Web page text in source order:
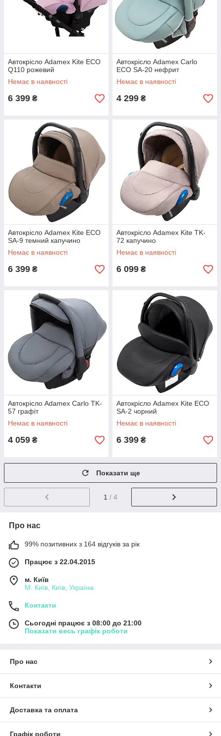
Автокрісло Adamex Kite ECO
Q110 рожевий
Немає в наявності
6 399 ₴
Автокрісло Adamex Carlo
ECO SA-20 нефрит
Немає в наявності
4 299 ₴
Автокрісло Adamex Kite ECO
SA-9 темний капучино
Немає в наявності
6 399 ₴
Автокрісло Adamex Kite TK-
72 капучино
Немає в наявності
6 099 ₴
Автокрісло Adamex Carlo TK-
57 графіт
Немає в наявності
4 059 ₴
Автокрісло Adamex Kite ECO
SA-2 чорний
Немає в наявності
6 399 ₴
Показати ще
1 / 4
Про нас
99% позитивних з 164 відгуків за рік
Працює з 22.04.2015
м. Київ
М. Київ, Київ, Україна
Контакти
Сьогодні працює з 08:00 до 21:00
Показати весь графік роботи
Про нас
Контакти
Доставка та оплата
Графік роботи